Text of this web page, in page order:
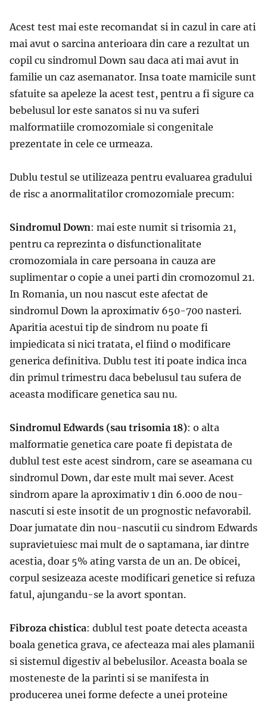
Acest test mai este recomandat si in cazul in care ati
mai avut o sarcina anterioara din care a rezultat un
copil cu sindromul Down sau daca ati mai avut in
familie un caz asemanator. Insa toate mamicile sunt
sfatuite sa apeleze la acest test, pentru a fi sigure ca
bebelusul lor este sanatos si nu va suferi
malformatiile cromozomiale si congenitale
prezentate in cele ce urmeaza.
Dublu testul se utilizeaza pentru evaluarea gradului
de risc a anormalitatilor cromozomiale precum:
Sindromul Down: mai este numit si trisomia 21,
pentru ca reprezinta o disfunctionalitate
cromozomiala in care persoana in cauza are
suplimentar o copie a unei parti din cromozomul 21.
In Romania, un nou nascut este afectat de
sindromul Down la aproximativ 650-700 nasteri.
Aparitia acestui tip de sindrom nu poate fi
impiedicata si nici tratata, el fiind o modificare
generica definitiva. Dublu test iti poate indica inca
din primul trimestru daca bebelusul tau sufera de
aceasta modificare genetica sau nu.
Sindromul Edwards (sau trisomia 18): o alta
malformatie genetica care poate fi depistata de
dublul test este acest sindrom, care se aseamana cu
sindromul Down, dar este mult mai sever. Acest
sindrom apare la aproximativ 1 din 6.000 de nou-
nascuti si este insotit de un prognostic nefavorabil.
Doar jumatate din nou-nascutii cu sindrom Edwards
supravietuiesc mai mult de o saptamana, iar dintre
acestia, doar 5% ating varsta de un an. De obicei,
corpul sesizeaza aceste modificari genetice si refuza
fatul, ajungandu-se la avort spontan.
Fibroza chistica: dublul test poate detecta aceasta
boala genetica grava, ce afecteaza mai ales plamanii
si sistemul digestiv al bebelusilor. Aceasta boala se
mosteneste de la parinti si se manifesta in
producerea unei forme defecte a unei proteine